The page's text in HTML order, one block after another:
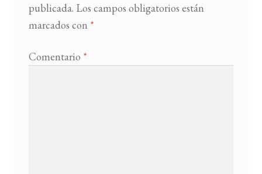
publicada. Los campos obligatorios están
marcados con *
Comentario *